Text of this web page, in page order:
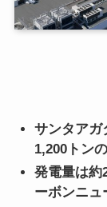
サンタアガ
1,200トン
発電量は約
ーボンニュ